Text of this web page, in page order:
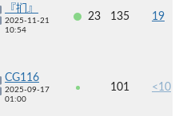
『扪』
2025-11-21
10:54
23 135 19
CG116
2025-09-17
01:00
101 <10